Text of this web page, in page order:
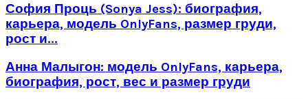
София Проць (Sonya Jess): биография,
карьера, модель OnlyFans, размер груди,
рост и...
Анна Малыгон: модель OnlyFans, карьера,
биография, рост, вес и размер груди